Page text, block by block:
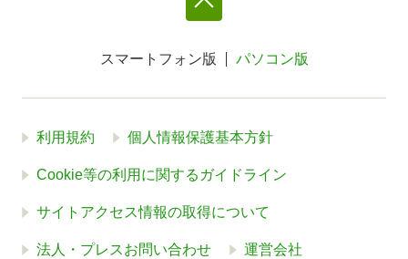
スマートフォン版 パソコン版
利用規約 個人情報保護基本方針
Cookie等の利用に関するガイドライン
サイトアクセス情報の取得について
法人・プレスお問い合わせ 運営会社